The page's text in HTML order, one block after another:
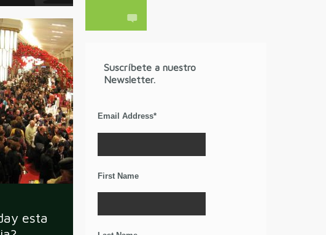
esta
Suscríbete a nuestro
Newsletter.
Email Address*
First Name